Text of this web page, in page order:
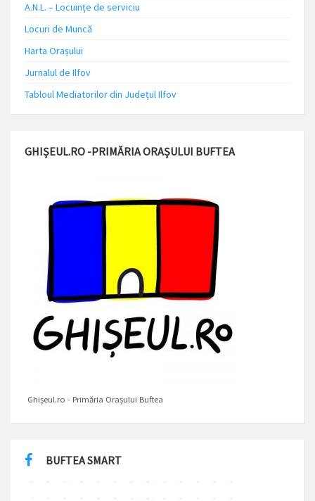
A.N.L. – Locuinţe de serviciu
Locuri de Muncă
Harta Orașului
Jurnalul de Ilfov
Tabloul Mediatorilor din Județul Ilfov
GHIȘEUL.RO -PRIMĂRIA ORAȘULUI BUFTEA
Ghișeul.ro - Primăria Orașului Buftea
BUFTEA SMART